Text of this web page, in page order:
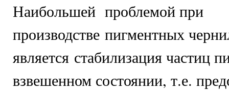
Наибольшей проблемой при
производстве пигментных
является стабилизация частиц
взвешенном состоянии, т.е.